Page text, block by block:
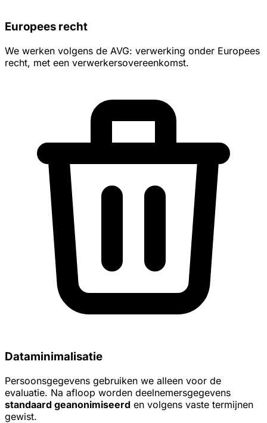
Europees recht
We werken volgens de AVG: verwerking onder Europees
recht, met een verwerkersovereenkomst.
Dataminimalisatie
Persoonsgegevens gebruiken we alleen voor de
evaluatie. Na afloop worden deelnemersgegevens
standaard geanonimiseerd en volgens vaste termijnen
gewist.